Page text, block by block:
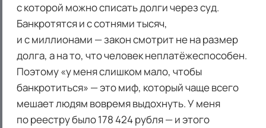
с которой можно списать долги через суд.
Банкротятся и с сотнями тысяч,
и с миллионами — закон смотрит не на размер
долга, а на то, что человек неплатёжеспособен.
Поэтому «у меня слишком мало, чтобы
банкротиться» — это миф, который чаще всего
мешает людям вовремя выдохнуть. У меня
по реестру было 178 424 рубля — и этого